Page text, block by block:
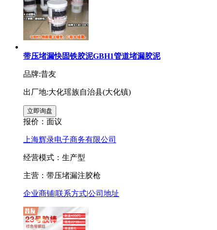
带压堵漏快固铁胶泥GBH1管道堵漏胶泥
品牌:昔友
出厂地:大化瑶族自治县(大化镇)
报价： 面议
上海辉录电子商务有限公司
经营模式：生产型
主营：带压堵漏注胶枪
企业商铺|联系方式|公司地址